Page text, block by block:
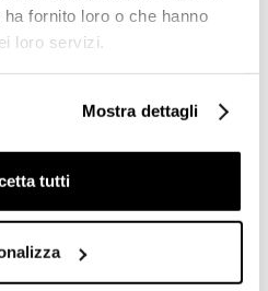
fornito loro o che hanno
loro servizi.
Mostra dettagli
tutti
gres porcellanato 20x20 -
Ceramica Sant'Agostino